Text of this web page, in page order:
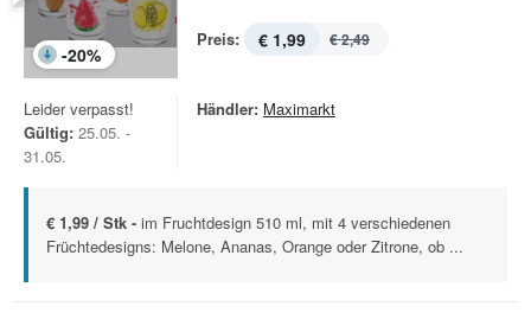
-20%
Preis: € 1,99 € 2,49
Leider verpasst!
Gültig: 25.05. -
31.05.
Händler: Maximarkt
€ 1,99 / Stk - im Fruchtdesign 510 ml, mit 4 verschiedenen
Früchtedesigns: Melone, Ananas, Orange oder Zitrone, ob ...